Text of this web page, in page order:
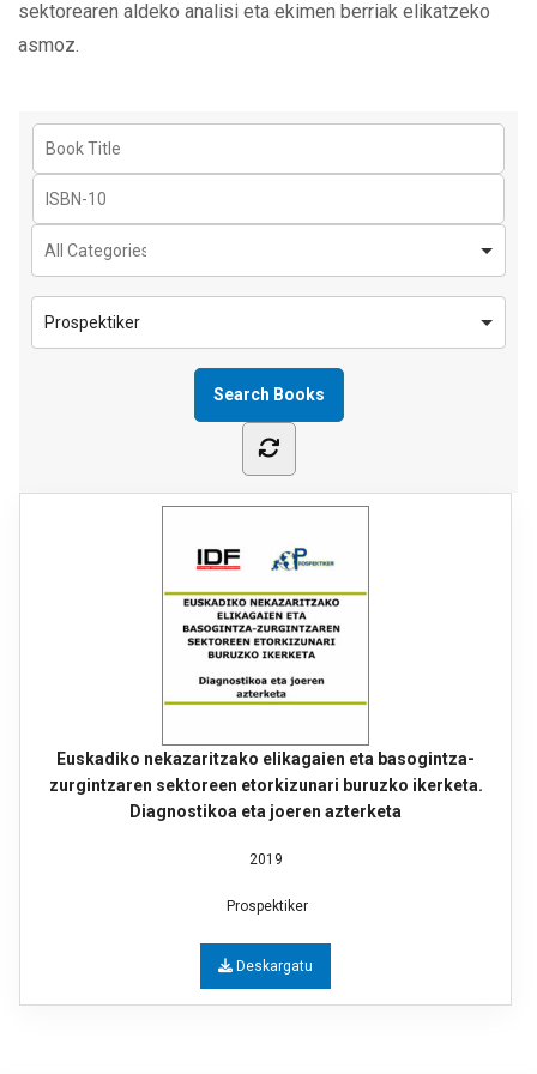
sektorearen aldeko analisi eta ekimen berriak elikatzeko
asmoz.
Prospektiker
Euskadiko nekazaritzako elikagaien eta basogintza-
zurgintzaren sektoreen etorkizunari buruzko ikerketa.
Diagnostikoa eta joeren azterketa
2019
Prospektiker
Deskargatu